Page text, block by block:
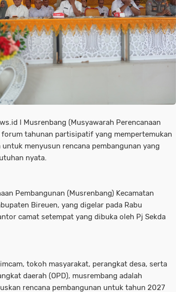
l Musrenbang (Musyawarah Perencanaan
forum tahunan partisipatif yang mempertemukan
menyusun rencana pembangunan yang
nyata.
Pembangunan (Musrenbang) Kecamatan
Bireuen, yang digelar pada Rabu
camat setempat yang dibuka oleh Pj Sekda
tokoh masyarakat, perangkat desa, serta
daerah (OPD), musrembang adalah
rencana pembangunan untuk tahun 2027